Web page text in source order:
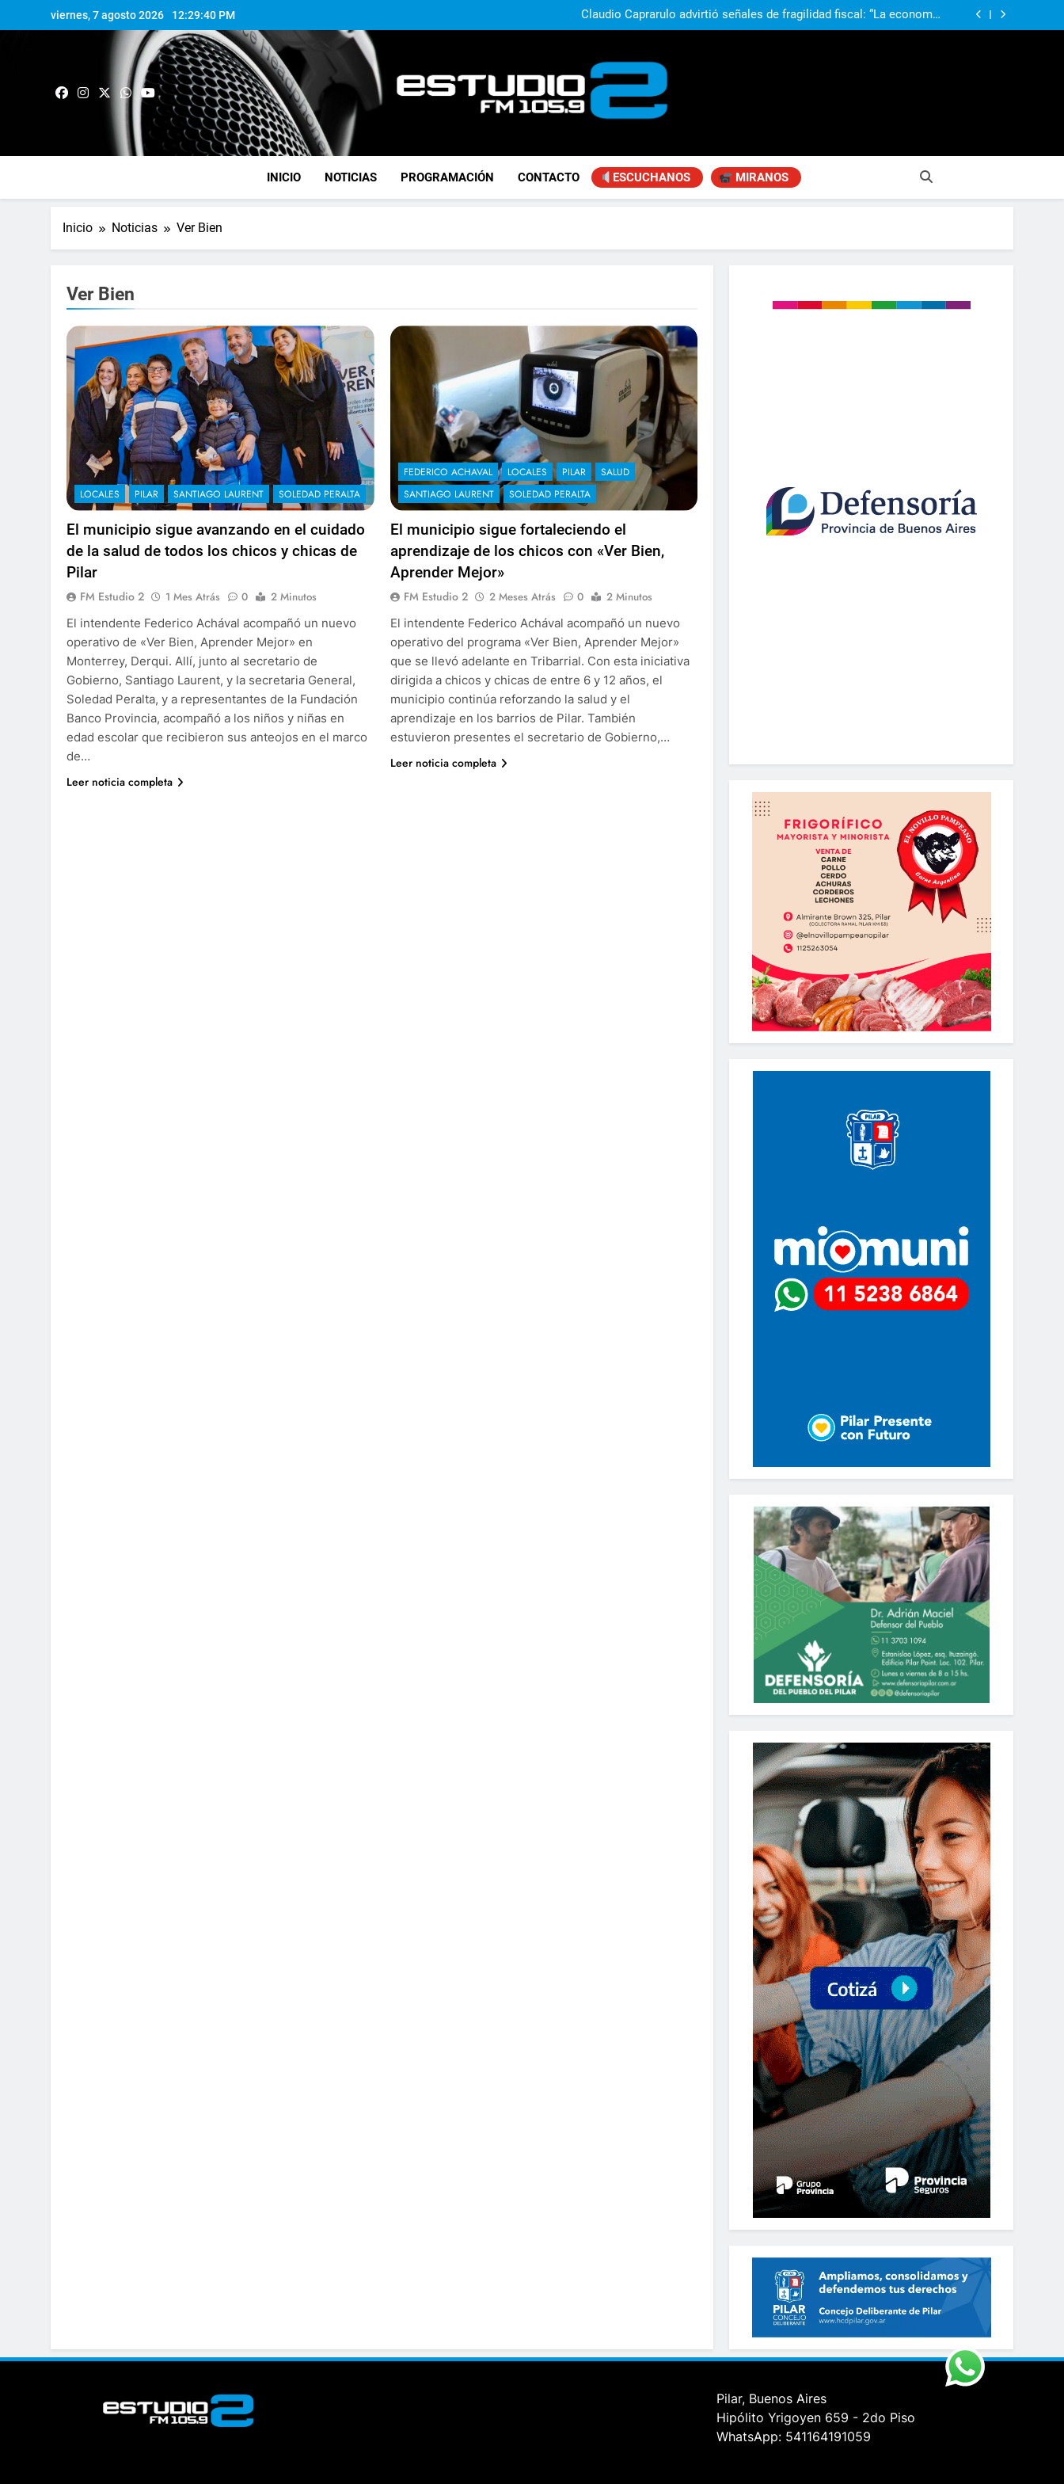
viernes, 7 agosto 2026 12:29:41 PM
muestra un problema que puede volver a generar déficit”
Carlos Linares afirmó que el Gobierno “tuvo que dar marcha atrás” con la
ley de tierras y advirtió un cambio de clima político entre los gobernadores
Paco Olveira cuestionó la visita de León XIV a la Argentina: “Hubiera
muestra un problema que puede volver a generar déficit”
Carlos Linares afirmó que el Gobierno “tuvo que dar marcha atrás” con la
ley de tierras y advirtió un cambio de clima político entre los gobernadores
Paco Olveira cuestionó la visita de León XIV a la Argentina: “Hubiera
FM Estudio 2
INICIO NOTICIAS PROGRAMACIÓN CONTACTO ESCUCHANOS MIRANOS
Inicio Noticias Ver Bien
Ver Bien
LOCALES PILAR SANTIAGO LAURENT SOLEDAD PERALTA
El municipio sigue avanzando en el cuidado
de la salud de todos los chicos y chicas de
Pilar
FM Estudio 2 1 Mes Atrás 0
2 Minutos
El intendente Federico Achával acompañó un nuevo
operativo de «Ver Bien, Aprender Mejor» en
Monterrey, Derqui. Allí, junto al secretario de
Gobierno, Santiago Laurent, y la secretaria General,
Soledad Peralta, y a representantes de la Fundación
Banco Provincia, acompañó a los niños y niñas en
edad escolar que recibieron sus anteojos en el marco
de…
Leer noticia completa
FEDERICO ACHAVAL LOCALES PILAR
SALUD
SANTIAGO LAURENT
SOLEDAD PERALTA
El municipio sigue fortaleciendo el
aprendizaje de los chicos con «Ver Bien,
Aprender Mejor»
FM Estudio 2 2 Meses Atrás 0
2 Minutos
El intendente Federico Achával acompañó un nuevo
operativo del programa «Ver Bien, Aprender Mejor»
que se llevó adelante en Tribarrial. Con esta iniciativa
dirigida a chicos y chicas de entre 6 y 12 años, el
municipio continúa reforzando la salud y el
aprendizaje en los barrios de Pilar. También
estuvieron presentes el secretario de Gobierno,…
Leer noticia completa
Pilar, Buenos Aires
Hipólito Yrigoyen 659 - 2do Piso
WhatsApp: 541164191059